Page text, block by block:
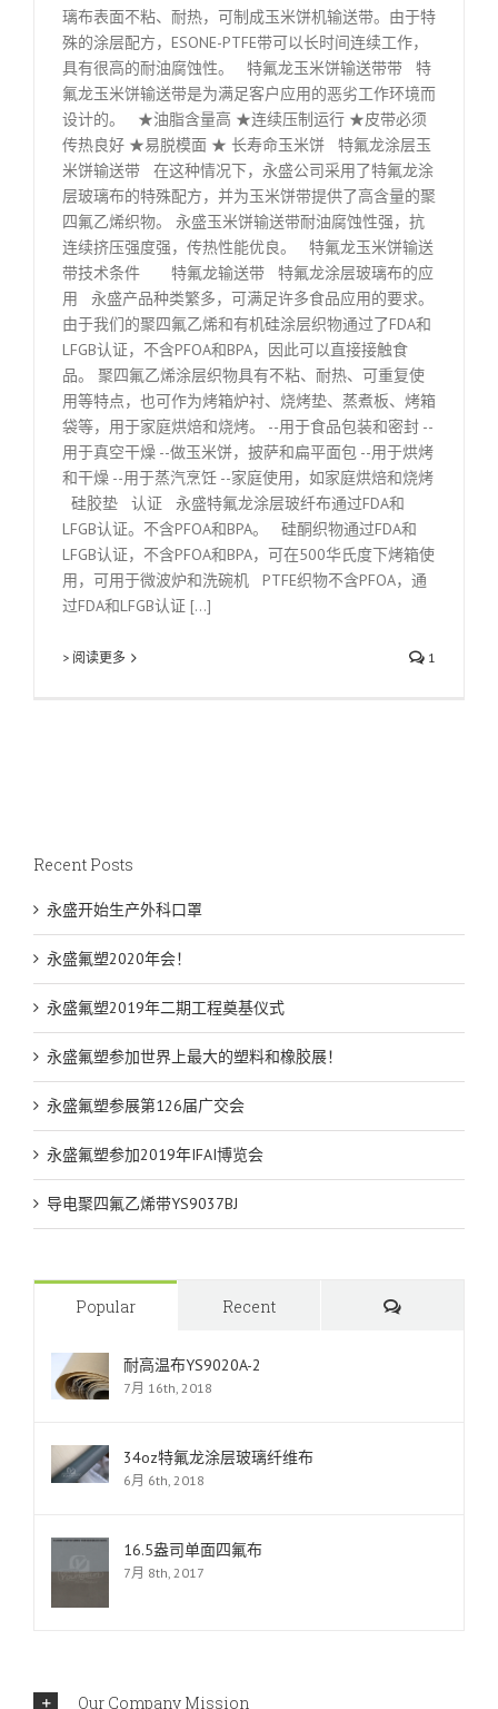
璃布表面不粘、耐热，可制成玉米饼机输送带。由于特
殊的涂层配方，ESONE-PTFE带可以长时间连续工作，
具有很高的耐油腐蚀性。 特氟龙玉米饼输送带带 特
氟龙玉米饼输送带是为满足客户应用的恶劣工作环境而
设计的。 ★油脂含量高 ★连续压制运行 ★皮带必须
传热良好 ★易脱模面 ★ 长寿命玉米饼 特氟龙涂层玉
米饼输送带 在这种情况下，永盛公司采用了特氟龙涂
层玻璃布的特殊配方，并为玉米饼带提供了高含量的聚
四氟乙烯织物。 永盛玉米饼输送带耐油腐蚀性强，抗
连续挤压强度强，传热性能优良。 特氟龙玉米饼输送
带技术条件 特氟龙输送带 特氟龙涂层玻璃布的应
用 永盛产品种类繁多，可满足许多食品应用的要求。
由于我们的聚四氟乙烯和有机硅涂层织物通过了FDA和
LFGB认证，不含PFOA和BPA，因此可以直接接触食
品。 聚四氟乙烯涂层织物具有不粘、耐热、可重复使
用等特点，也可作为烤箱炉衬、烧烤垫、蒸煮板、烤箱
袋等，用于家庭烘焙和烧烤。 --用于食品包装和密封 --
用于真空干燥 --做玉米饼，披萨和扁平面包 --用于烘烤
和干燥 --用于蒸汽烹饪 --家庭使用，如家庭烘焙和烧烤
硅胶垫 认证 永盛特氟龙涂层玻纤布通过FDA和
LFGB认证。不含PFOA和BPA。 硅酮织物通过FDA和
LFGB认证，不含PFOA和BPA，可在500华氏度下烤箱使
用，可用于微波炉和洗碗机 PTFE织物不含PFOA，通
过FDA和LFGB认证 [...]
> 阅读更多 1
Recent Posts
永盛开始生产外科口罩
永盛氟塑2020年会！
永盛氟塑2019年二期工程奠基仪式
永盛氟塑参加世界上最大的塑料和橡胶展！
永盛氟塑参展第126届广交会
永盛氟塑参加2019年IFAI博览会
导电聚四氟乙烯带YS9037BJ
Popular Recent Comments
耐高温布YS9020A-2
7月 16th, 2018
34oz特氟龙涂层玻璃纤维布
6月 6th, 2018
16.5盎司单面四氟布
7月 8th, 2017
Our Company Mission